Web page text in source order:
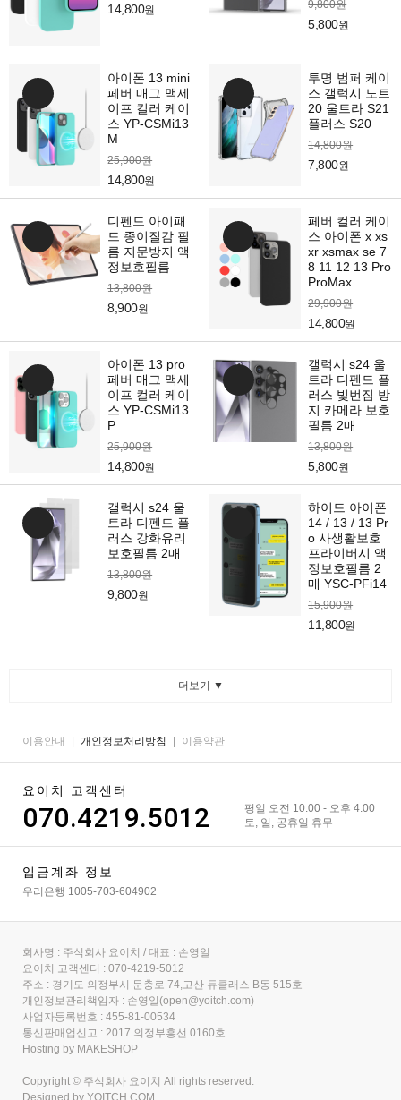
14,800원 9,800원
5,800원
아이폰 13 mini
페버 매그 맥세
이프 컬러 케이
스 YP-CSMi13
M
25,900원
14,800원
투명 범퍼 케이
스 갤럭시 노트
20 울트라 S21
플러스 S20
14,800원
7,800원
디펜드 아이패
드 종이질감 필
름 지문방지 액
정보호필름
13,800원
8,900원
페버 컬러 케이
스 아이폰 x xs
xr xsmax se 7
8 11 12 13 Pro
ProMax
29,900원
14,800원
아이폰 13 pro
페버 매그 맥세
이프 컬러 케이
스 YP-CSMi13
P
25,900원
14,800원
갤럭시 s24 울
트라 디펜드 플
러스 빛번짐 방
지 카메라 보호
필름 2매
13,800원
5,800원
갤럭시 s24 울
트라 디펜드 플
러스 강화유리
보호필름 2매
13,800원
9,800원
하이드 아이폰
14 / 13 / 13 Pr
o 사생활보호
프라이버시 액
정보호필름 2
매 YSC-PFi14
15,900원
11,800원
더보기 ▼
이용안내 개인정보처리방침 이용약관
요이치 고객센터
070.4219.5012
평일 오전 10:00 - 오후 4:00
토, 일, 공휴일 휴무
입금계좌 정보
우리은행 1005-703-604902
회사명 : 주식회사 요이치 / 대표 : 손영일
요이치 고객센터 : 070-4219-5012
주소 : 경기도 의정부시 문충로 74,고산 듀클래스 B동 515호
개인정보관리책임자 : 손영일(open@yoitch.com)
사업자등록번호 : 455-81-00534
통신판매업신고 : 2017 의정부흥선 0160호
Hosting by MAKESHOP
Copyright © 주식회사 요이치 All rights reserved.
Designed by YOITCH.COM